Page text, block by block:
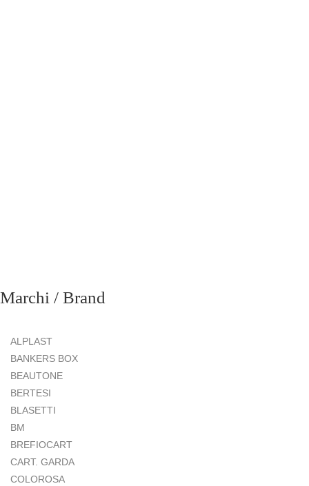
Marchi / Brand
ALPLAST
BANKERS BOX
BEAUTONE
BERTESI
BLASETTI
BM
BREFIOCART
CART. GARDA
COLOROSA